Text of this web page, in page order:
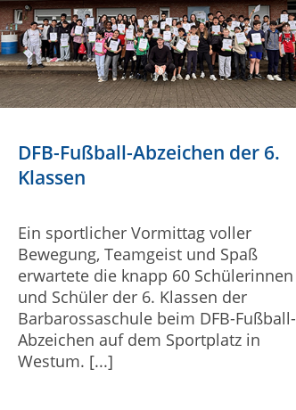
DFB-Fußball-Abzeichen der 6.
Klassen
Ein sportlicher Vormittag voller
Bewegung, Teamgeist und Spaß
erwartete die knapp 60 Schülerinnen
und Schüler der 6. Klassen der
Barbarossaschule beim DFB-Fußball-
Abzeichen auf dem Sportplatz in
Westum. [...]